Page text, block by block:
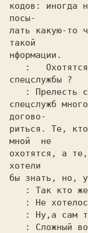
кодов: иногда
посы-
лать какую-то
такой
нформации.
:
спецслужбы ?
: Прелесть
спецслужб
догово-
риться. Те,
мной  не
охотятся, а
хотели
бы знать, но,
: Так кто
: Не
: Ну,а сам
: Сложный